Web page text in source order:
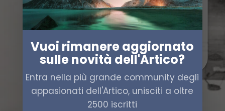
Vuoi rimanere aggiornato
sulle novità dell'Artico?
Entra nella più grande community degli
appasionati dell'Artico, unisciti a oltre
2500 iscritti